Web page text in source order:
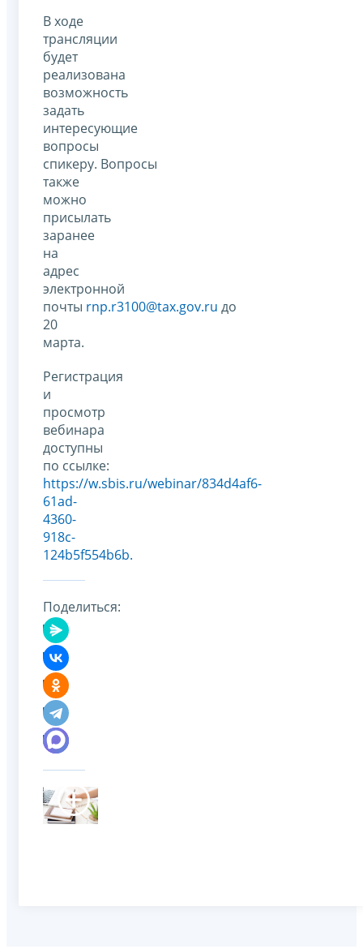
В ходе
трансляции
будет
реализована
возможность
задать
интересующие
вопросы
спикеру. Вопросы
также
можно
присылать
заранее
на
адрес
электронной
почты rnp.r3100@tax.gov.ru до
20
марта.
Регистрация
и
просмотр
вебинара
доступны
по ссылке:
https://w.sbis.ru/webinar/834d4af6-
61ad-
4360-
918c-
124b5f554b6b.
Поделиться: